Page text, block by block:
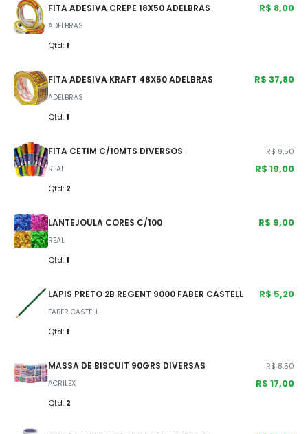
FITA ADESIVA CREPE 18X50 ADELBRAS
ADELBRAS
Qtd: 1
R$ 8,00
FITA ADESIVA KRAFT 48X50 ADELBRAS
ADELBRAS
Qtd: 1
R$ 37,80
FITA CETIM C/10MTS DIVERSOS
REAL
Qtd: 2
R$ 9,50
R$ 19,00
LANTEJOULA CORES C/100
REAL
Qtd: 1
R$ 9,00
LAPIS PRETO 2B REGENT 9000 FABER CASTELL
FABER CASTELL
Qtd: 1
R$ 5,20
MASSA DE BISCUIT 90GRS DIVERSAS
ACRILEX
Qtd: 2
R$ 8,50
R$ 17,00